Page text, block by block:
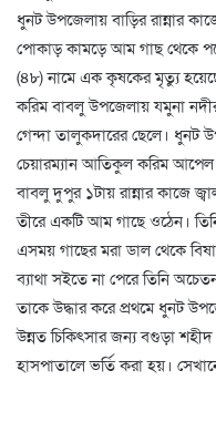
ধুনট উপজেলায় বাড়ির রান্নার
পোকাড় কামড়ে আম গাছ থেকে
(৪৮) নামে এক কৃষকের মৃত্যু
করিম বাবলু উপজেলায় যমুনা নদীর
গেন্দা তালুকদারের ছেলে। ধুনট
চেয়ারম্যান আতিকুল করিম
বাবলু দুপুর ১টায় রান্নার কাজে
তীরে একটি আম গাছে ওঠেন।
এসময় গাছের মরা ডাল থেকে
ব্যাথা সইতে না পেরে তিনি
তাকে উদ্ধার করে প্রথমে ধুনট
উন্নত চিকিৎসার জন্য বগুড়া
হাসপাতালে ভর্তি করা হয়।